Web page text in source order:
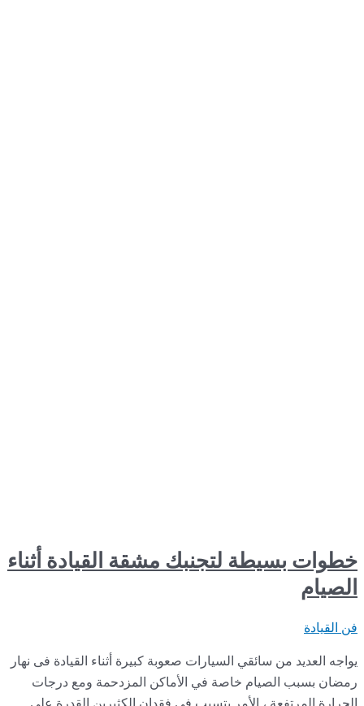
لتجنبك مشقة القيادة أثناء
من سائقي السيارات صعوبة كبيرة أثناء القيادة فى نهار
خاصة في الأماكن المزدحمة ومع درجات
، الأمر يتسبب في فقدان الكثيرين القدرة على